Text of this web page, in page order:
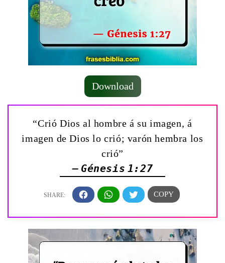
Download
“Crió Dios al hombre á su imagen, á
imagen de Dios lo crió; varón hembra los
crió”
— Génesis 1:27